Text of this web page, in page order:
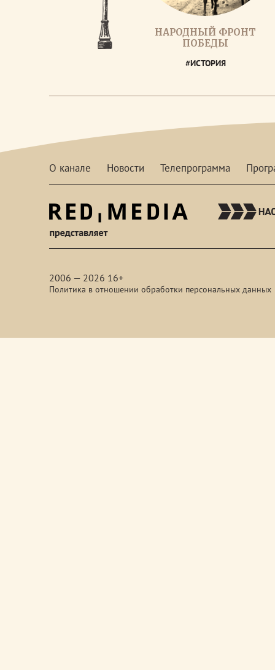
НАРОДНЫЙ ФРОНТ
ПОБЕДЫ
#ИСТОРИЯ
О канале Новости Телепрограмма
2006 — 2026 16+
Политика в отношении обработки персональных данных